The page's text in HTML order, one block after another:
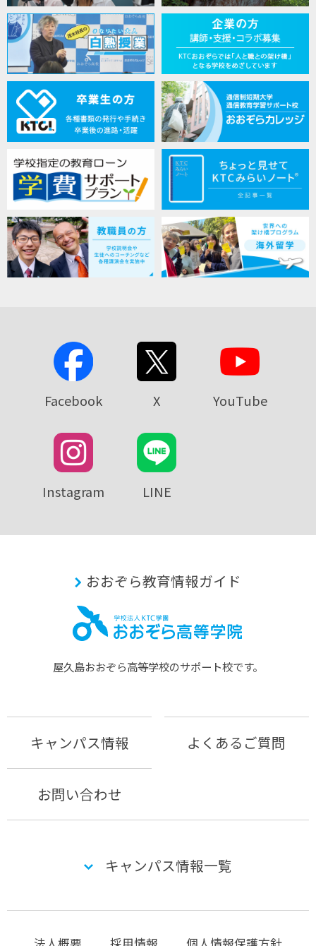
Facebook X YouTube
Instagram LINE
おおぞら教育情報ガイド
屋久島おおぞら⾼等学校のサポート校です。
キャンパス情報 よくあるご質問
お問い合わせ
キャンパス情報一覧